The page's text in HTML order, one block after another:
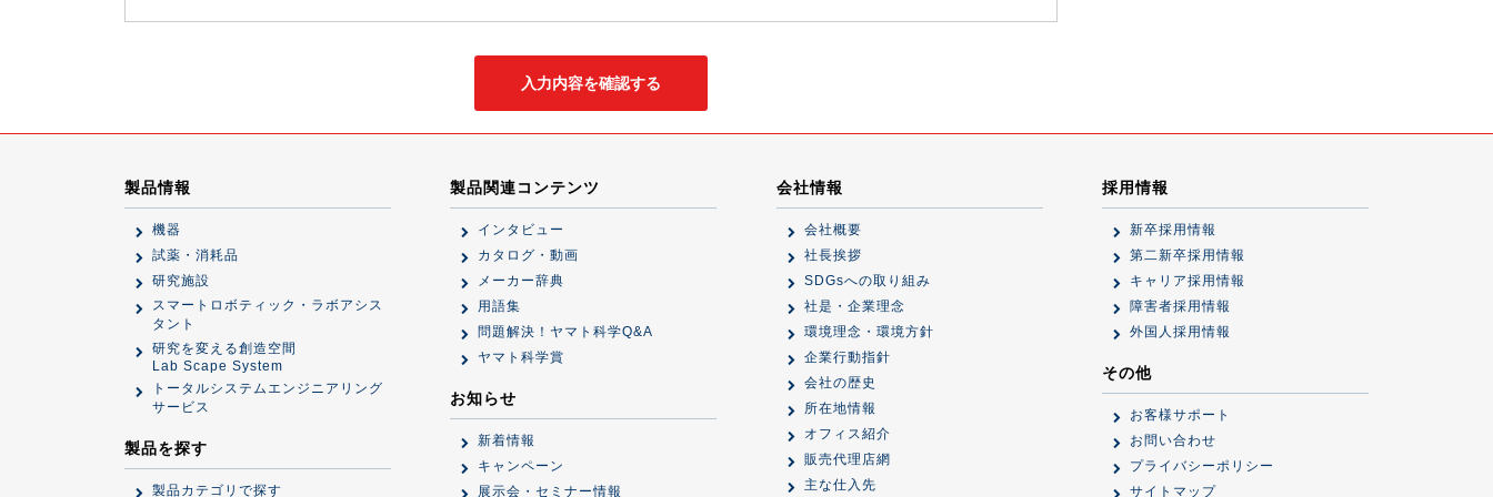
製品情報
機器
試薬・消耗品
研究施設
スマートロボティック・ラボアシス
タント
研究を変える創造空間
Lab Scape System
トータルシステムエンジニアリング
サービス
製品を探す
製品カテゴリで探す
製品関連コンテンツ
インタビュー
カタログ・動画
メーカー辞典
用語集
問題解決！ヤマト科学Q&A
ヤマト科学賞
お知らせ
新着情報
キャンペーン
展示会・セミナー情報
会社情報
会社概要
社長挨拶
SDGsへの取り組み
社是・企業理念
環境理念・環境方針
企業行動指針
会社の歴史
所在地情報
オフィス紹介
販売代理店網
主な仕入先
採用情報
新卒採用情報
第二新卒採用情報
キャリア採用情報
障害者採用情報
外国人採用情報
その他
お客様サポート
お問い合わせ
プライバシーポリシー
サイトマップ